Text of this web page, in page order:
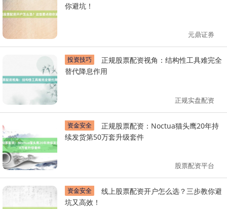
你避坑！
元鼎证券
投资技巧
替代降息作用
正规实盘配资
资金安全
续发货第50万套升级套件
股票配资平台
资金安全
坑又高效！